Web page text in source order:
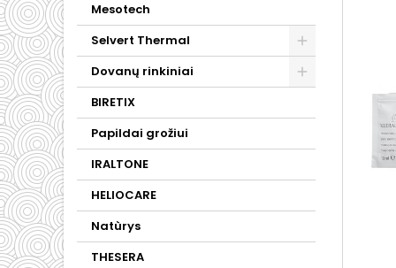
Mesotech
Selvert Thermal
Dovanų rinkiniai
BIRETIX
Papildai grožiui
IRALTONE
HELIOCARE
Natùrys
THESERA